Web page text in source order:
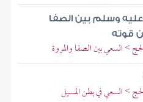
وسلم بين الصفا
قوته
> السعي بين الصفا والمروة
> السعي في بطن المسيل